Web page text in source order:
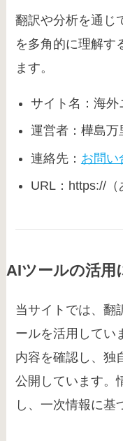
翻訳や分析を通じ
を多角的に理解す
ます。
サイト名：海外
運営者：樺島万
連絡先： お問い
URL：https://（
AIツールの活用
当サイトでは、翻
ールを活用してい
内容を確認し、独
公開しています。
し、一次情報に基